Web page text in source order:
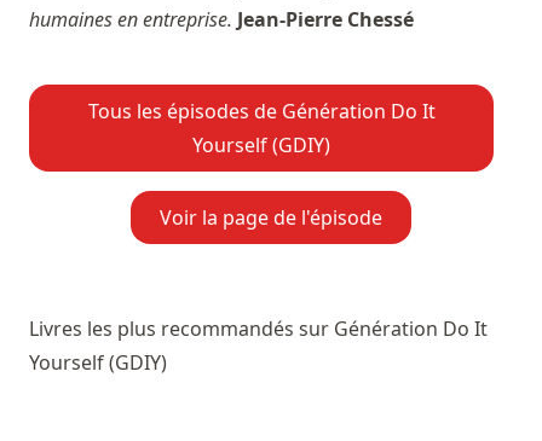
humaines en entreprise. Jean-Pierre Chessé
Tous les épisodes de Génération Do It
Yourself (GDIY)
Voir la page de l'épisode
Livres les plus recommandés sur Génération Do It
Yourself (GDIY)